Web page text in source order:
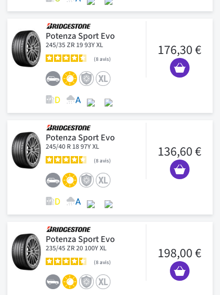
Potenza Sport Evo
245/35 ZR 19 93Y XL
8 avis
176,30 €
Potenza Sport Evo
245/40 R 18 97Y XL
8 avis
136,60 €
Potenza Sport Evo
235/45 ZR 20 100Y XL
8 avis
198,00 €